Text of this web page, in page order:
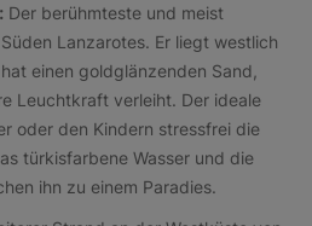
Der berühmteste und meist
Lanzarotes. Er liegt westlich
einen goldglänzenden Sand,
Leuchtkraft verleiht. Der ideale
oder den Kindern stressfrei die
türkisfarbene Wasser und die
ihn zu einem Paradies.